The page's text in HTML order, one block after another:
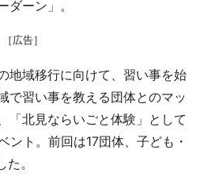
ダーン」。
［広告］
地域移行に向けて、習い事を始
で習い事を教える団体とのマッ
「北見ならいごと体験」として
ント。前回は17団体、子ども・
。